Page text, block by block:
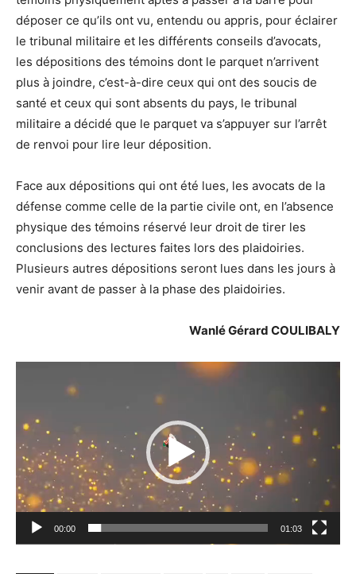
déposer ce qu’ils ont vu, entendu ou appris, pour éclairer
le tribunal militaire et les différents conseils d’avocats,
les dépositions des témoins dont le parquet n’arrivent
plus à joindre, c’est-à-dire ceux qui ont des soucis de
santé et ceux qui sont absents du pays, le tribunal
militaire a décidé que le parquet va s’appuyer sur l’arrêt
de renvoi pour lire leur déposition.
Face aux dépositions qui ont été lues, les avocats de la
défense comme celle de la partie civile ont, en l’absence
physique des témoins réservé leur droit de tirer les
conclusions des lectures faites lors des plaidoiries.
Plusieurs autres dépositions seront lues dans les jours à
venir avant de passer à la phase des plaidoiries.
Wanlé Gérard COULIBALY
Lecteur
00:00 01:03